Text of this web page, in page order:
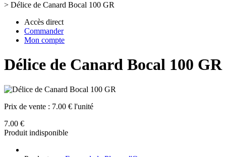
> Délice de Canard Bocal 100 GR
Accès direct
Commander
Mon compte
Délice de Canard Bocal 100 GR
Prix de vente : 7.00 € l'unité
7.00 €
Produit indisponible